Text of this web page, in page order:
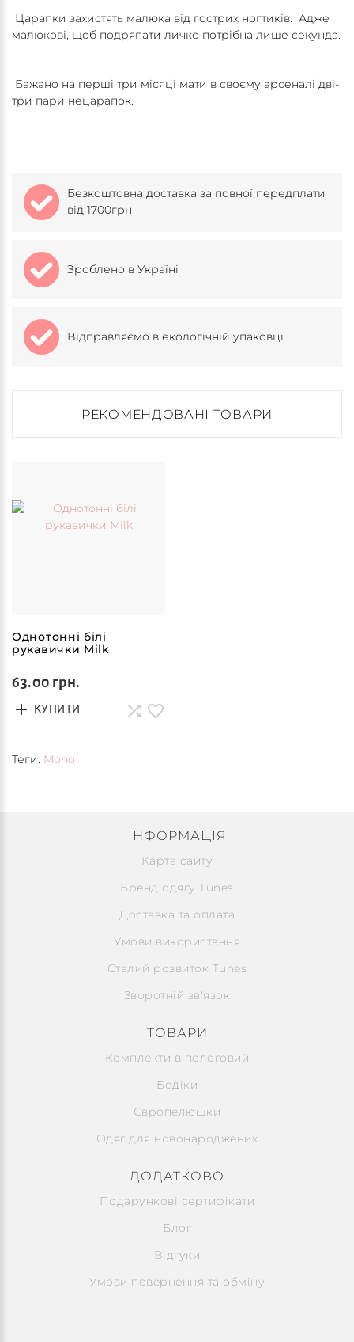
Царапки захистять малюка від гострих ногтиків. Адже
малюкові, щоб подряпати личко потрібна лише секунда.
Бажано на перші три місяці мати в своєму арсеналі дві-
три пари нецарапок.
Безкоштовна доставка за повної передплати
від 1700грн
Зроблено в Україні
Відправляємо в екологічній упаковці
РЕКОМЕНДОВАНІ ТОВАРИ
Однотонні білі
рукавички Milk
63.00 грн.
КУПИТИ
Теги: Mono
ІНФОРМАЦІЯ
Карта сайту
Бренд одягу Tunes
Доставка та оплата
Умови використання
Сталий розвиток Tunes
Зворотній зв'язок
ТОВАРИ
Комплекти в пологовий
Бодіки
Європелюшки
Одяг для новонароджених
ДОДАТКОВО
Подарункові сертифікати
Блог
Відгуки
Умови повернення та обміну